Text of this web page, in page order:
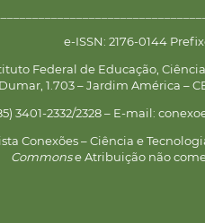
e-ISSN: 2176-0144
Federal de Educação,
1.703 – Jardim América –
3401-2332/2328 – E-mail:
Conexões – Ciência e
Commonse Atribuição não